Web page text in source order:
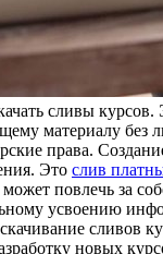
сливы
материалу без
права.
Это слив
повлечь за
усвоению
сливов
новых